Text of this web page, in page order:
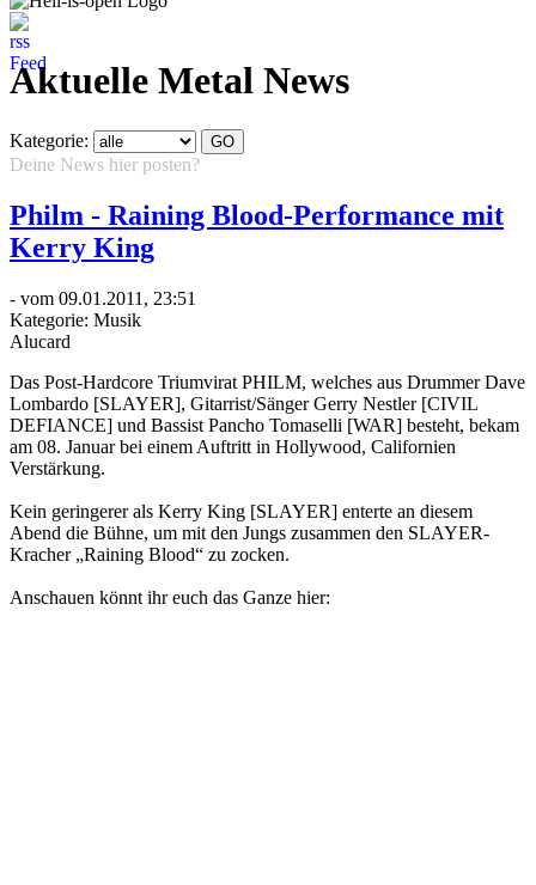
Aktuelle Metal News
Kategorie:
Deine News hier posten?
Philm - Raining Blood-Performance mit
Kerry King
- vom 09.01.2011, 23:51
Kategorie: Musik
Alucard
Das Post-Hardcore Triumvirat PHILM, welches aus Drummer Dave
Lombardo [SLAYER], Gitarrist/Sänger Gerry Nestler [CIVIL
DEFIANCE] und Bassist Pancho Tomaselli [WAR] besteht, bekam
am 08. Januar bei einem Auftritt in Hollywood, Californien
Verstärkung.
Kein geringerer als Kerry King [SLAYER] enterte an diesem
Abend die Bühne, um mit den Jungs zusammen den SLAYER-
Kracher „Raining Blood“ zu zocken.
Anschauen könnt ihr euch das Ganze hier: